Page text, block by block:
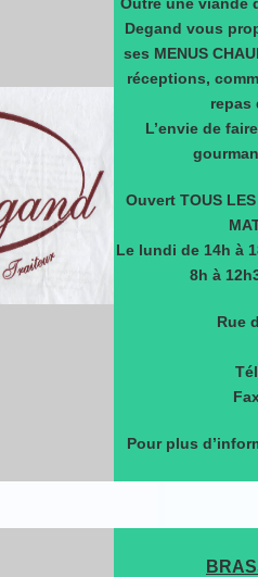
Degand vous
ses MENUS
réceptions,
repas
L’envie de
Ouvert TOUS
Le lundi de 14h à
8h à
Rue
Pour plus